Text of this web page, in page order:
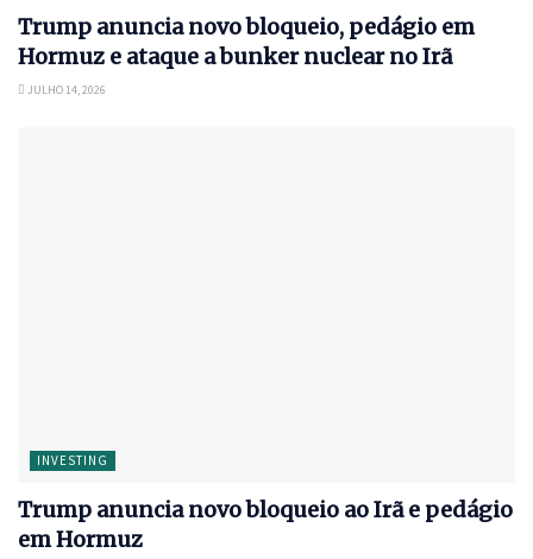
Trump anuncia novo bloqueio, pedágio em
Hormuz e ataque a bunker nuclear no Irã
JULHO 14, 2026
INVESTING
Trump anuncia novo bloqueio ao Irã e pedágio
em Hormuz